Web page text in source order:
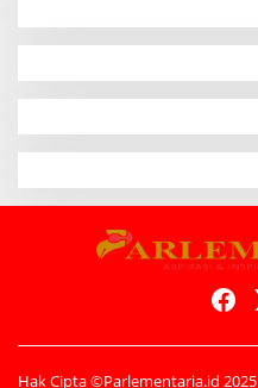
Hak Cipta ©Parlementaria.id 2025